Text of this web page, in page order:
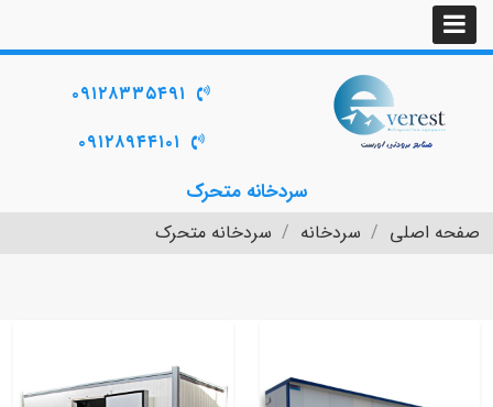
سردخانه متحرک
۰۹۱۲۸۳۳۵۴۹۱
۰۹۱۲۸۹۴۴۱۰۱
صفحه اصلی سردخانه سردخانه متحرک